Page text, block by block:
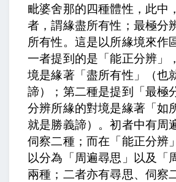
毗婆舍那的四種體性， 此中
者，謂緣盡所有性；最極分
所有性。 這是以所緣境來作
一者提到的是「能正分辨」
境是緣著「盡所有性」（也
諦）；第二種是提到「最極
分辨所緣的對境是緣著「如
就是勝義諦）。初者中有周
伺察二種； 而在「能正分辨
以分為「周遍尋思」以及「
兩種； 二者亦有尋思、伺察